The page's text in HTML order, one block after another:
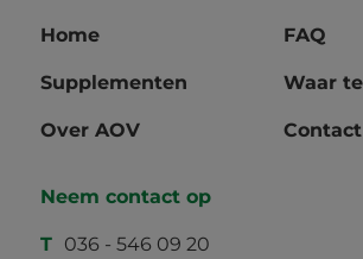
Home
Supplementen
Over AOV
FAQ
Waar
Contact
Neem contact op
T 036 - 546 09 20